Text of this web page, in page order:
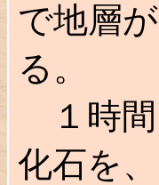
で地層
る。
１時間
化石を